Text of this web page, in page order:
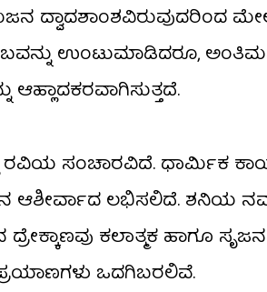
ಉಂಟುಮಾಡಿದರೂ,
ಆಹ್ಲಾದಕರವಾಗಿಸುತ್ತದೆ.
ರವಿಯ ಸಂಚಾರವಿದೆ. ಧಾರ್ಮಿಕ
ಆಶೀರ್ವಾದ ಲಭಿಸಲಿದೆ. ಶನಿಯ
ದ್ರೇಕ್ಕಾಣವು ಕಲಾತ್ಮಕ ಹಾಗೂ
ಒದಗಿಬರಲಿವೆ.